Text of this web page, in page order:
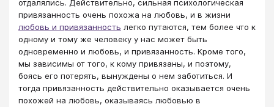
отдалялись. Действительно, сильная психологическая
привязанность очень похожа на любовь, и в жизни
любовь и привязанность легко путаются, тем более что к
одному и тому же человеку у нас может быть
одновременно и любовь, и привязанность. Кроме того,
мы зависимы от того, к кому привязаны, и поэтому,
боясь его потерять, вынуждены о нем заботиться. И
тогда привязанность действительно оказывается очень
похожей на любовь, оказываясь любовью в